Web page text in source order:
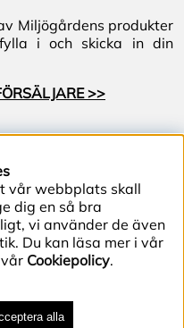
Miljögårdens produkter
i och skicka in din
>>
86 40 | E-post
2, 233 51
vår webbplats skall
dig en så bra
vi använder de även
Du kan läsa mer i vår
Cookiepolicy.
alla